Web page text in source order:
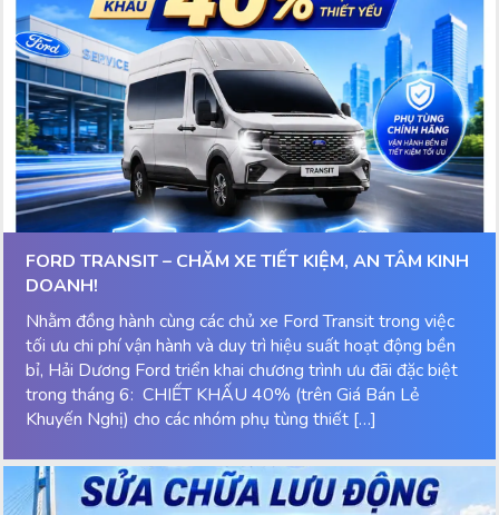
FORD TRANSIT – CHĂM XE TIẾT KIỆM, AN TÂM KINH
DOANH!
Nhằm đồng hành cùng các chủ xe Ford Transit trong việc
tối ưu chi phí vận hành và duy trì hiệu suất hoạt động bền
bỉ, Hải Dương Ford triển khai chương trình ưu đãi đặc biệt
trong tháng 6: CHIẾT KHẤU 40% (trên Giá Bán Lẻ
Khuyến Nghị) cho các nhóm phụ tùng thiết […]